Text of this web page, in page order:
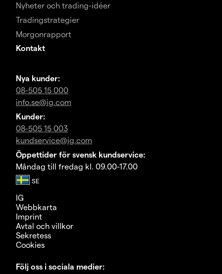
Nyheter och trading-idéer
Tradingstrategier
Morgonrapport
Kontakt
Nya kunder:
08-505 15 000
info.se@ig.com
Kunder:
08-505 15 003
kundservice@ig.com
Öppettider för svensk kundservice:
Måndag till fredag kl. 09.00-17.00
IG
Webbkarta
Imprint
Avtal och villkor
Sekretess
Cookies
Följ oss i sociala medier: